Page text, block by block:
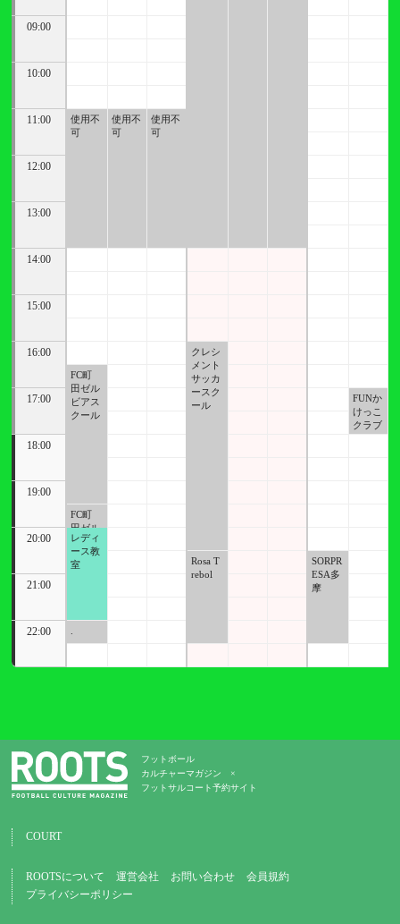
09:00
10:00
11:00
12:00
13:00
14:00
15:00
16:00
17:00
18:00
19:00
20:00
21:00
22:00
使用不
可
FC町
田ゼル
ビアス
クール
FC町
田ゼル
ビアス
クール
レディ
ース教
室
.
使用不
可
使用不
可
クレシ
メント
サッカ
ースク
ール
Rosa T
rebol
SORPR
ESA多
摩
FUNか
けっこ
クラブ
フットボール
カルチャーマガジン ×
フットサルコート予約サイト
COURT
ROOTSについて 運営会社 お問い合わせ
会員規約
プライバシーポリシー